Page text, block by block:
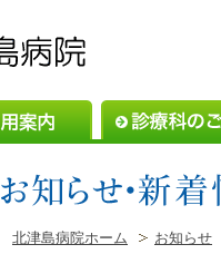
ご利用案内
北津島病院ホーム お知らせ